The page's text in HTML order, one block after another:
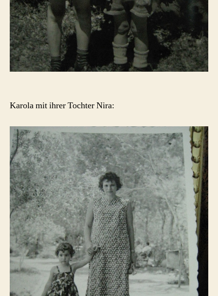
Karola mit ihrer Tochter Nira: